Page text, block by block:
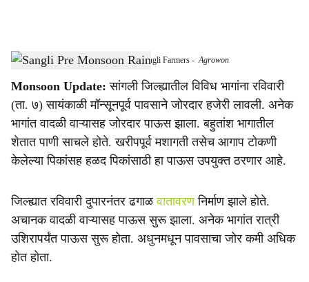
a
r
e
Pre-Monsoon Showers Bring Relief to Sangli Farmers -Agrowon
Monsoon Update: सांगली जिल्ह्यातील विविध भागांना रविवारी
(ता. ७) सायंकाळी मॉन्सूनपूर्व पावसाने जोरदार हजेरी लावली. अनेक
भागांत वादळी वाऱ्यासह जोरदार पाऊस झाला. बहुतांश भागातील
शेतात पाणी साचले होते. खरीपपूर्व मशागती तसेच आगाप टोकणी
केलेल्या पिकांसह हळद पिकांसाठी हा पाऊस उपयुक्त ठरणार आहे.
जिल्ह्यात रविवारी दुपारनंतर ढगाळवातावरणनिर्माण झाले होते.
अचानक वादळी वाऱ्यासह पाऊस सुरू झाला. अनेक भागांत रात्री
उशिरापर्यंत पाऊस सुरू होता. अधुनमधून पावसाचा जोर कमी अधिक
होत होता.